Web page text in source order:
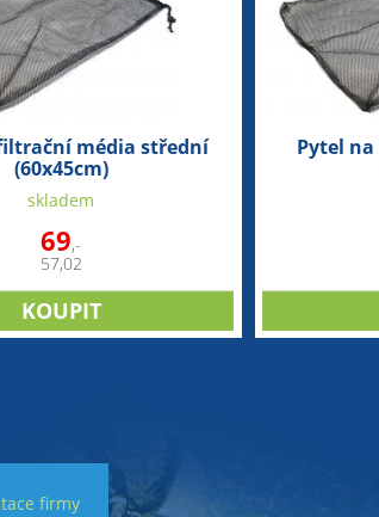
média střední
(60x45cm)
skladem
69,-
57,02
Pytel
firmy